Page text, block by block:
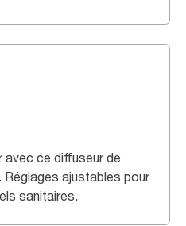
avec ce diffuseur de
Réglages ajustables pour
sanitaires.